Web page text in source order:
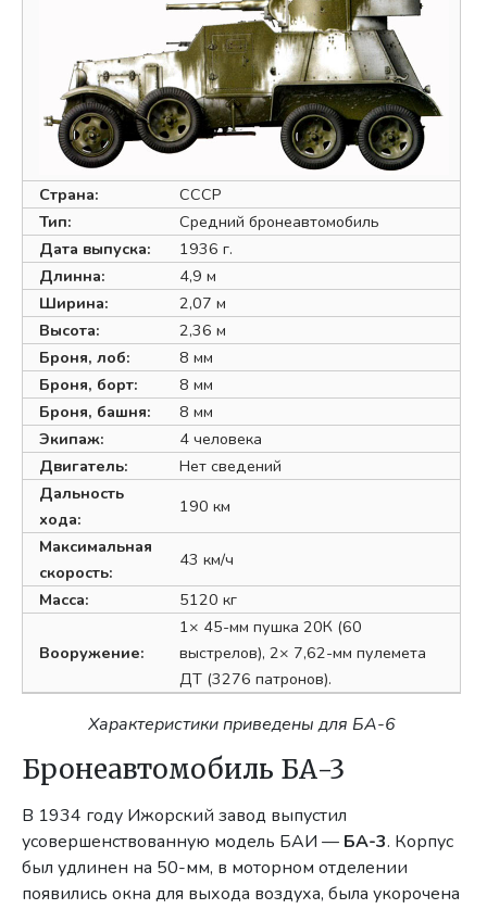
Страна:
СССР
Тип:
Средний бронеавтомобиль
Дата выпуска:
1936 г.
Длинна:
4,9 м
Ширина:
2,07 м
Высота:
2,36 м
Броня, лоб:
8 мм
Броня, борт:
8 мм
Броня, башня:
8 мм
Экипаж:
4 человека
Двигатель:
Нет сведений
Дальность
хода:
190 км
Максимальная
скорость:
43 км/ч
Масса:
5120 кг
Вооружение:
1× 45-мм пушка 20К (60
выстрелов), 2× 7,62-мм пулемета
ДТ (3276 патронов).
Характеристики приведены для БА-6
Бронеавтомобиль БА-3
В 1934 году Ижорский завод выпустил
усовершенствованную модель БАИ — БА-3. Корпус
был удлинен на 50-мм, в моторном отделении
появились окна для выхода воздуха, была укорочена